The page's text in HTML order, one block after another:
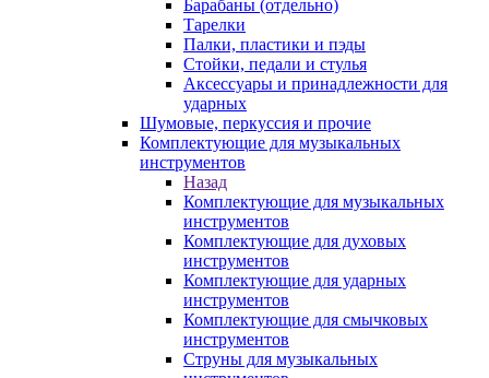
Барабаны (отдельно)
Тарелки
Палки, пластики и пэды
Стойки, педали и стулья
Аксессуары и принадлежности для
ударных
Шумовые, перкуссия и прочие
Комплектующие для музыкальных
инструментов
Назад
Комплектующие для музыкальных
инструментов
Комплектующие для духовых
инструментов
Комплектующие для ударных
инструментов
Комплектующие для смычковых
инструментов
Струны для музыкальных